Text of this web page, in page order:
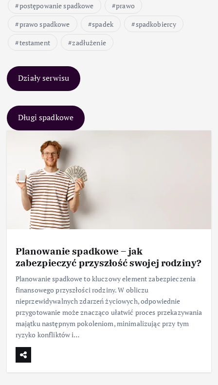
postępowanie spadkowe
prawo
prawo spadkowe
spadek
spadkobiercy
testament
zadłużenie
Działy serwisu
Długi spadkowe
Planowanie spadkowe – jak
zabezpieczyć przyszłość swojej rodziny?
Planowanie spadkowe to kluczowy element zabezpieczenia
finansowego przyszłości rodziny. W obliczu
nieprzewidywalnych zdarzeń życiowych, odpowiednie
przygotowanie może znacząco ułatwić proces przekazywania
majątku następnym pokoleniom, minimalizując przy tym
ryzyko konfliktów i…